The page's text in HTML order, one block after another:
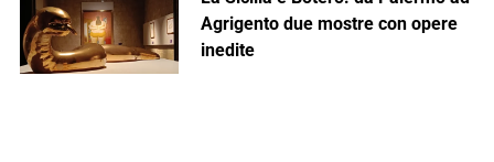
Agrigento due mostre con opere
inedite